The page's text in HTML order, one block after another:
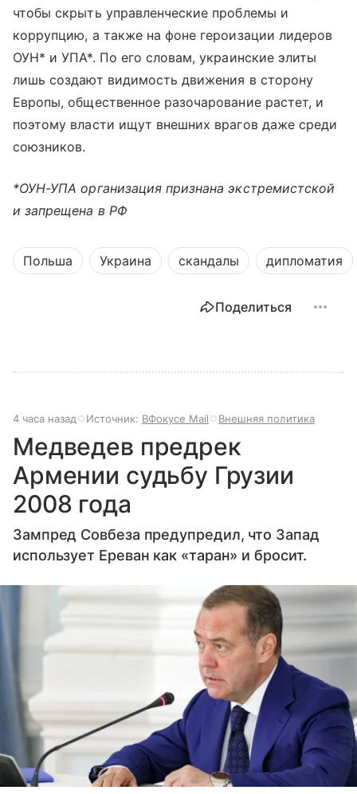
чтобы скрыть управленческие проблемы и
коррупцию, а также на фоне героизации лидеров
ОУН* и УПА*. По его словам, украинские элиты
лишь создают видимость движения в сторону
Европы, общественное разочарование растет, и
поэтому власти ищут внешних врагов даже среди
союзников.
*ОУН-УПА организация признана экстремистской
и запрещена в РФ
Польша Украина скандалы дипломатия
Поделиться
4 часа назад Источник: ВФокусе Mail Внешняя политика
Медведев предрек
Армении судьбу Грузии
2008 года
Зампред Совбеза предупредил, что Запад
использует Ереван как «таран» и бросит.